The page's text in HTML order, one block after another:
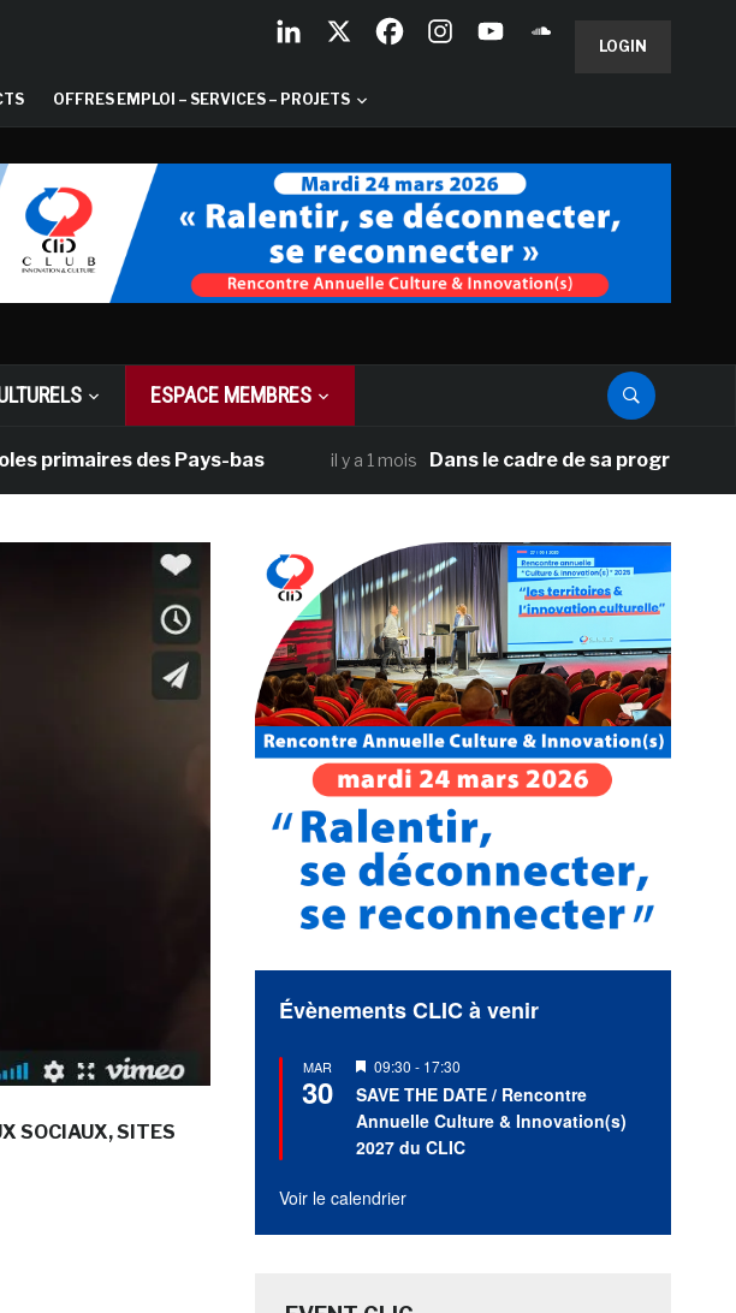
LOGIN
OFFRES EMPLOI – SERVICES – PROJETS
ESPACE MEMBRES
des Pays-bas il y a 1 mois Dans le cadre de sa programmation
SOCIAUX SITES
Évènements CLIC à venir
MAR
30
Mis
en
avant
09:30 - 17:30
SAVE THE DATE / Rencontre
Annuelle Culture & Innovation(s)
2027 du CLIC
Voir le calendrier